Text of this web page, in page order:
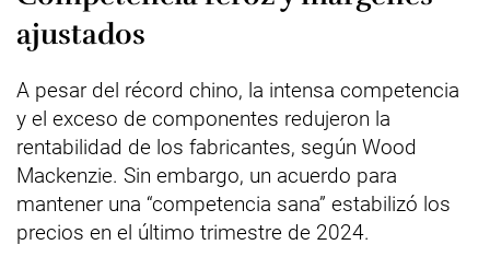
ajustados
A pesar del récord chino, la intensa competencia
y el exceso de componentes redujeron la
rentabilidad de los fabricantes, según Wood
Mackenzie. Sin embargo, un acuerdo para
mantener una “competencia sana” estabilizó los
precios en el último trimestre de 2024.